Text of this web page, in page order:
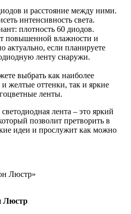
и расстояние между ними.
интенсивность света.
плотность 60 диодов.
повышенной влажности и
актуально, если планируете
ленту снаружи.
выбрать как наиболее
желтые оттенки, так и яркие
ленты.
лента – это яркий
позволит претворить в
идеи и прослужит как можно
Люстр»
Люстр